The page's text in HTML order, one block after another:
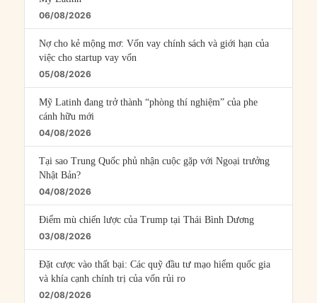
06/08/2026
Nợ cho kẻ mộng mơ: Vốn vay chính sách và giới hạn của
việc cho startup vay vốn
05/08/2026
Mỹ Latinh đang trở thành “phòng thí nghiệm” của phe
cánh hữu mới
04/08/2026
Tại sao Trung Quốc phủ nhận cuộc gặp với Ngoại trưởng
Nhật Bản?
04/08/2026
Điểm mù chiến lược của Trump tại Thái Bình Dương
03/08/2026
Đặt cược vào thất bại: Các quỹ đầu tư mạo hiểm quốc gia
và khía cạnh chính trị của vốn rủi ro
02/08/2026